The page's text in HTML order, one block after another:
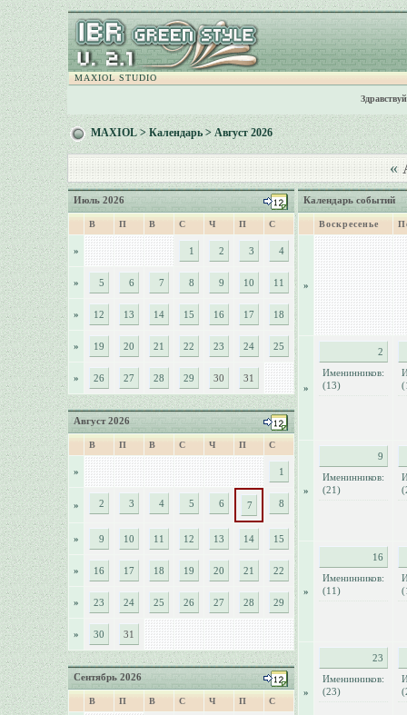
MAXIOL STUDIO
MAXIOL>Календарь> Август 2026
«
Июль 2026
В П В С Ч П С
» 1 2 3 4
» 5 6 7 8 9 10 11
» 12 13 14 15 16 17 18
» 19 20 21 22 23 24 25
» 26 27 28 29 30 31
Август 2026
В П В С Ч П С
» 1
» 2 3 4 5 6 7 8
» 9 10 11 12 13 14 15
» 16 17 18 19 20 21 22
» 23 24 25 26 27 28 29
» 30 31
Сентябрь 2026
В П В С Ч П С
Календарь событий
Воскресенье
»
»
2
Именинников:
(13)
»
9
Именинников:
(21)
»
16
Именинников:
(11)
»
23
Именинников:
(23)